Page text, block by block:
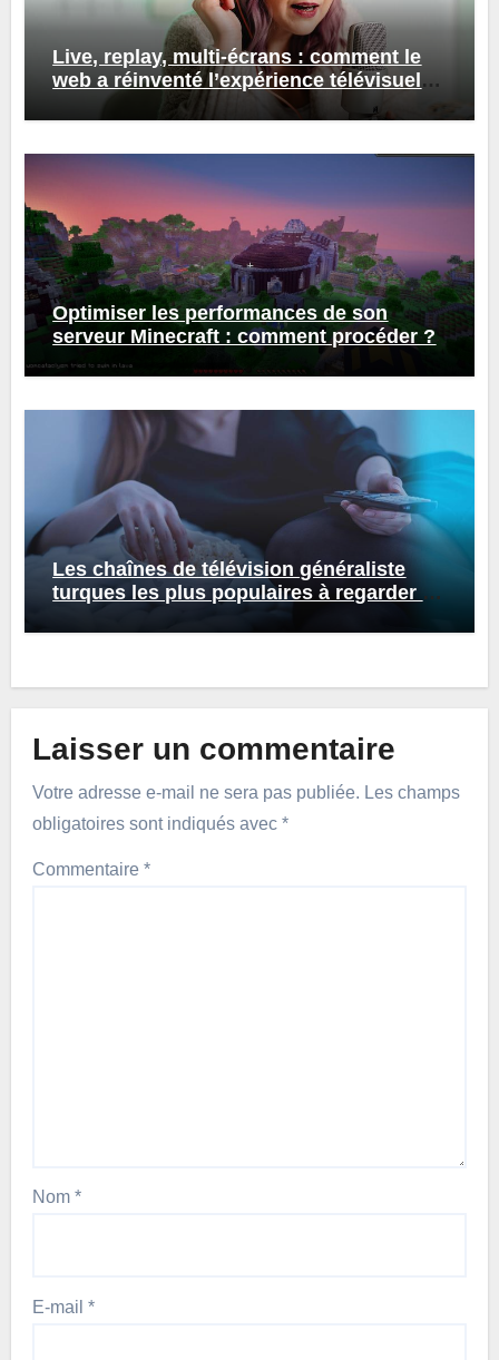
Live, replay, multi-écrans : comment le
web a réinventé l’expérience télévisuelle
Optimiser les performances de son
serveur Minecraft : comment procéder ?
Les chaînes de télévision généraliste
turques les plus populaires à regarder en
Laisser un commentaire
Votre adresse e-mail ne sera pas publiée. Les champs
obligatoires sont indiqués avec *
Commentaire *
Nom *
E-mail *